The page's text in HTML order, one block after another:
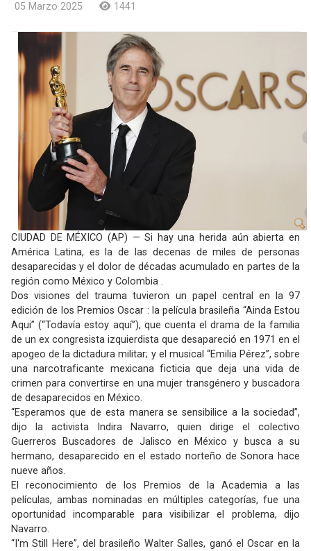
05 Marzo 2025
1441
CIUDAD DE MÉXICO (AP) — Si hay una herida aún abierta en
América Latina, es la de las decenas de miles de personas
desaparecidas y el dolor de décadas acumulado en partes de la
región como México y Colombia .
Dos visiones del trauma tuvieron un papel central en la 97
edición de los Premios Oscar : la película brasileña “Ainda Estou
Aqui” (“Todavía estoy aquí”), que cuenta el drama de la familia
de un ex congresista izquierdista que desapareció en 1971 en el
apogeo de la dictadura militar; y el musical “Emilia Pérez”, sobre
una narcotraficante mexicana ficticia que deja una vida de
crimen para convertirse en una mujer transgénero y buscadora
de desaparecidos en México.
“Esperamos que de esta manera se sensibilice a la sociedad”,
dijo la activista Indira Navarro, quien dirige el colectivo
Guerreros Buscadores de Jalisco en México y busca a su
hermano, desaparecido en el estado norteño de Sonora hace
nueve años.
El reconocimiento de los Premios de la Academia a las
películas, ambas nominadas en múltiples categorías, fue una
oportunidad incomparable para visibilizar el problema, dijo
Navarro.
“I'm Still Here”, del brasileño Walter Salles, ganó el Oscar en la